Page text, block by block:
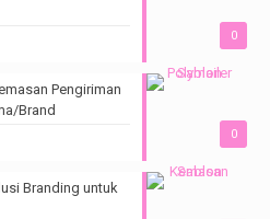
0
0
Pengiriman
Brand
Branding untuk